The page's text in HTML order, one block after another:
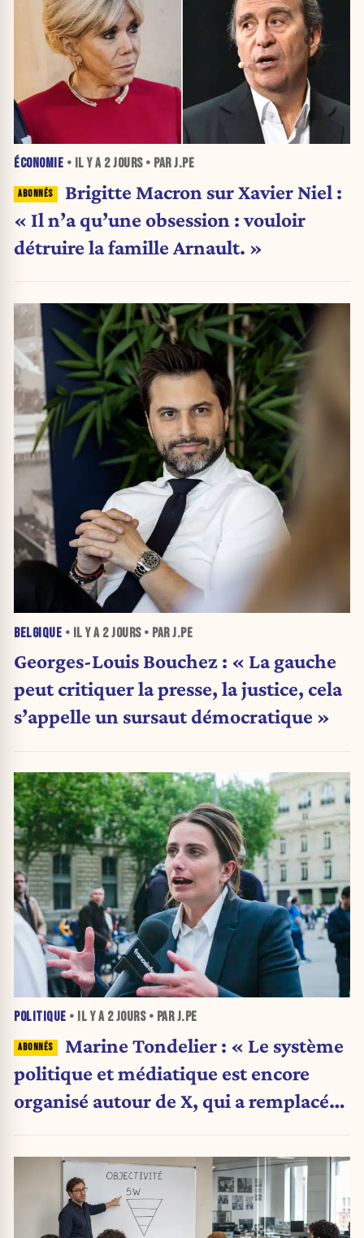
ÉCONOMIE • IL Y A 2 JOURS• PAR J.PE
Brigitte Macron sur Xavier Niel :
« Il n’a qu’une obsession : vouloir
détruire la famille Arnault. »
BELGIQUE • IL Y A 2 JOURS• PAR J.PE
Georges-Louis Bouchez : « La gauche
peut critiquer la presse, la justice, cela
s’appelle un sursaut démocratique »
POLITIQUE • IL Y A 2 JOURS• PAR J.PE
Marine Tondelier : « Le système
politique et médiatique est encore
organisé autour de X, qui a remplacé